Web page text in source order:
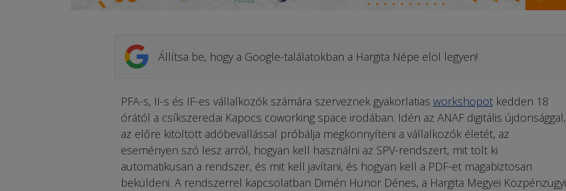
Állítsa be, hogy a Google-találatokban a Hargita Népe elöl legyen!
PFA-s, II-s és IF-es vállalkozók számára szerveznek gyakorlatias workshopotkedden 18
órától a csíkszeredai Kapocs coworking space irodában. Idén az ANAF digitális újdonsággal,
az előre kitöltött adóbevallással próbálja megkönnyíteni a vállalkozók életét, az
eseményen szó lesz arról, hogyan kell használni az SPV-rendszert, mit tölt ki
automatikusan a rendszer, és mit kell javítani, és hogyan kell a PDF-et magabiztosan
beküldeni. A rendszerrel kapcsolatban Dimén Hunor Dénes, a Hargita Megyei Közpénzügyi